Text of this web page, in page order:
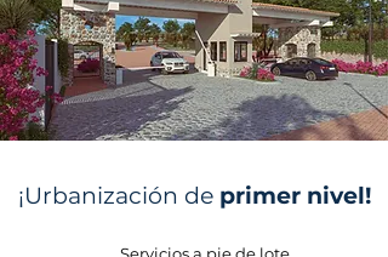
¡Urbanización de primer nivel!